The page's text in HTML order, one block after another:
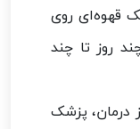
قهوه‌ای روی
روز تا چند
درمان، پزشک